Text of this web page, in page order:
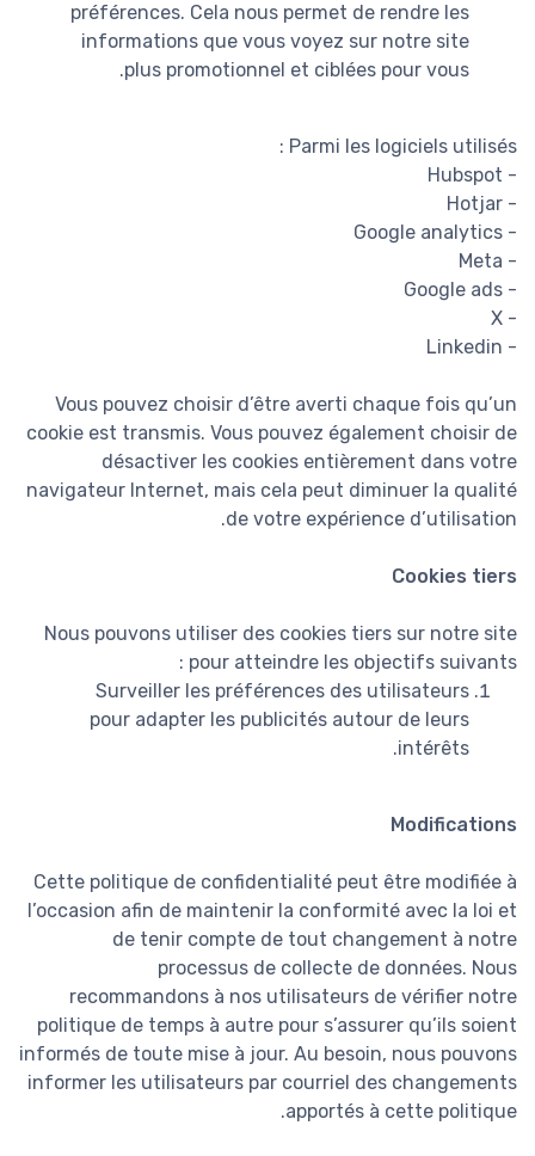
préférences. Cela nous permet de rendre les
informations que vous voyez sur notre site
plus promotionnel et ciblées pour vous.
Parmi les logiciels utilisés :
- Hubspot
- Hotjar
- Google analytics
- Meta
- Google ads
- X
- Linkedin
Vous pouvez choisir d’être averti chaque fois qu’un
cookie est transmis. Vous pouvez également choisir de
désactiver les cookies entièrement dans votre
navigateur Internet, mais cela peut diminuer la qualité
de votre expérience d’utilisation.
Cookies tiers
Nous pouvons utiliser des cookies tiers sur notre site
pour atteindre les objectifs suivants :
Surveiller les préférences des utilisateurs
pour adapter les publicités autour de leurs
intérêts.
Modifications
Cette politique de confidentialité peut être modifiée à
l’occasion afin de maintenir la conformité avec la loi et
de tenir compte de tout changement à notre
processus de collecte de données. Nous
recommandons à nos utilisateurs de vérifier notre
politique de temps à autre pour s’assurer qu’ils soient
informés de toute mise à jour. Au besoin, nous pouvons
informer les utilisateurs par courriel des changements
apportés à cette politique.